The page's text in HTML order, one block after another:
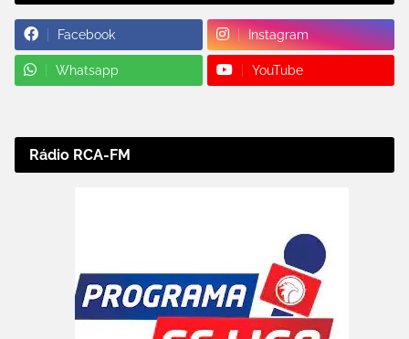
Facebook Instagram
Whatsapp YouTube
Rádio RCA-FM